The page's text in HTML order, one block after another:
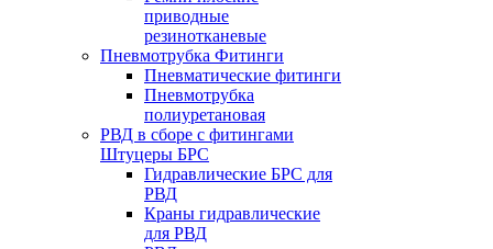
приводные
резинотканевые
Пневмотрубка Фитинги
Пневматические фитинги
Пневмотрубка
полиуретановая
РВД в сборе с фитингами
Штуцеры БРС
Гидравлические БРС для
РВД
Краны гидравлические
для РВД